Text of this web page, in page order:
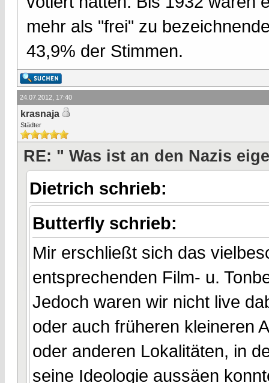
mehr als "frei" zu
43,9% der Stimmen.
24.07.2012, 17:40
krasnaja
Städter
RE: " Was ist an den Nazis
Dietrich schrieb:
Butterfly schrieb:
Mir erschließt sich das
entsprechenden Film- u.
Jedoch waren wir nicht live
oder auch früheren kleineren
oder anderen Lokalitäten, in
seine Ideologie aussäen